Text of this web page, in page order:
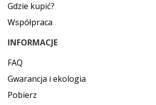
Gdzie kupić?
Współpraca
INFORMACJE
FAQ
Gwarancja i ekologia
Pobierz